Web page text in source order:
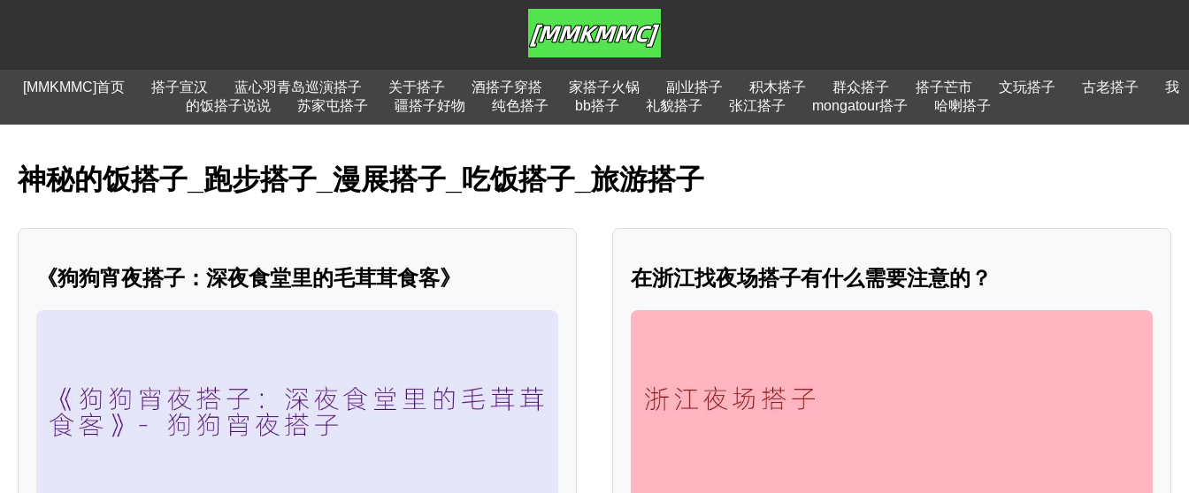
[MMKMMC]首页 搭子宣汉 蓝心羽青岛巡演搭子 关于搭子 酒搭子穿搭 家搭子火锅 副业搭子 积木搭子 群众搭子 搭子芒市 文玩搭子 古老搭子
我
的饭搭子说说
苏家屯搭子 疆搭子好物 纯色搭子 bb搭子 礼貌搭子 张江搭子 mongatour搭子 哈喇搭子
神秘的饭搭子_跑步搭子_漫展搭子_吃饭搭子_旅游搭子
《狗狗宵夜搭子：深夜食堂里的毛茸茸食客》 在浙江找夜场搭子有什么需要注意的？